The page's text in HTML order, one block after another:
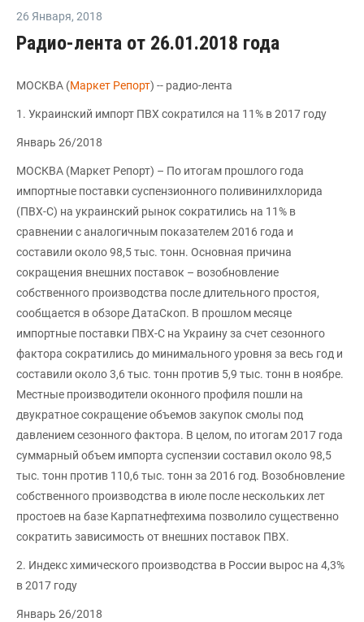
26 Января, 2018
Радио-лента от 26.01.2018 года
МОСКВА (Маркет Репoрт) -- радио-лента
1. Украинский импорт ПВХ сократился на 11% в 2017 году
Январь 26/2018
МОСКВА (Маркет Репорт) – По итогам прошлого года
импортные поставки суспензионного поливинилхлорида
(ПВХ-С) на украинский рынок сократились на 11% в
сравнении с аналогичным показателем 2016 года и
составили около 98,5 тыс. тонн. Основная причина
сокращения внешних поставок – возобновление
собственного производства после длительного простоя,
сообщается в обзоре ДатаСкоп. В прошлом месяце
импортные поставки ПВХ-С на Украину за счет сезонного
фактора сократились до минимального уровня за весь год и
составили около 3,6 тыс. тонн против 5,9 тыс. тонн в ноябре.
Местные производители оконного профиля пошли на
двукратное сокращение объемов закупок смолы под
давлением сезонного фактора. В целом, по итогам 2017 года
суммарный объем импорта суспензии составил около 98,5
тыс. тонн против 110,6 тыс. тонн за 2016 год. Возобновление
собственного производства в июле после нескольких лет
простоев на базе Карпатнефтехима позволило существенно
сократить зависимость от внешних поставок ПВХ.
2. Индекс химического производства в России вырос на 4,3%
в 2017 году
Январь 26/2018